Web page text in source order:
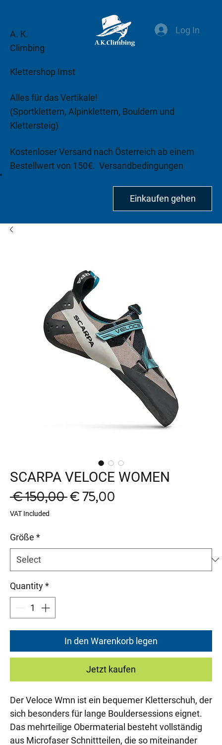
A. K.
Climbing
Klettershop Imst
Alles für das Vertikale!
(Sportklettern, Alpinklettern, Bouldern und
Klettersteig)
Kostenloser Versand nach Österreich ab einem
Bestellwert von 150€. Versandbedingungen
Log In
SCARPA VELOCE WOMEN
€ 150,00 Regular
€ 75,00
VAT Included
Größe *
Quantity*
In den Warenkorb legen
Jetzt kaufen
Der Veloce Wmn ist ein bequemer Kletterschuh, der
sich besonders für lange Bouldersessions eignet.
Das mehrteilige Obermaterial besteht vollständig
aus Microfaser Schnittteilen, die so miteinander
Einkaufen gehen